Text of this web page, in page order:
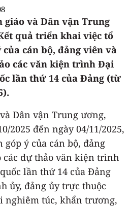
giáo và Dân vận Trung
quả triển khai việc tổ
cán bộ, đảng viên và
các văn kiện trình Đại
lần thứ 14 của Đảng (từ
Dân vận Trung ương,
2025 đến ngày 04/11/2025,
ý của cán bộ, đảng
các dự thảo văn kiện trình
lần thứ 14 của Đảng
ủy, đảng ủy trực thuộc
nghiêm túc, khẩn trương,